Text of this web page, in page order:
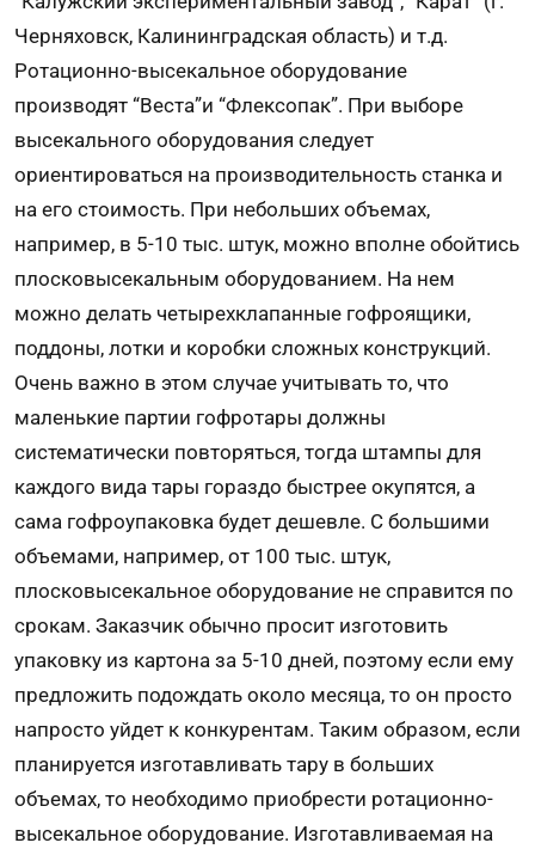
Черняховск, Калининградская область) и т.д.
Ротационно-высекальное оборудование
производят “Веста”и “Флексопак”. При выборе
высекального оборудования следует
ориентироваться на производительность станка и
на его стоимость. При небольших объемах,
например, в 5-10 тыс. штук, можно вполне обойтись
плосковысекальным оборудованием. На нем
можно делать четырехклапанные гофроящики,
поддоны, лотки и коробки сложных конструкций.
Очень важно в этом случае учитывать то, что
маленькие партии гофротары должны
систематически повторяться, тогда штампы для
каждого вида тары гораздо быстрее окупятся, а
сама гофроупаковка будет дешевле. С большими
объемами, например, от 100 тыс. штук,
плосковысекальное оборудование не справится по
срокам. Заказчик обычно просит изготовить
упаковку из картона за 5-10 дней, поэтому если ему
предложить подождать около месяца, то он просто
напросто уйдет к конкурентам. Таким образом, если
планируется изготавливать тару в больших
объемах, то необходимо приобрести ротационно-
высекальное оборудование. Изготавливаемая на